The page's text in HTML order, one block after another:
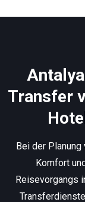
Transfer
Bei der
Komfort
Reisevorgangs